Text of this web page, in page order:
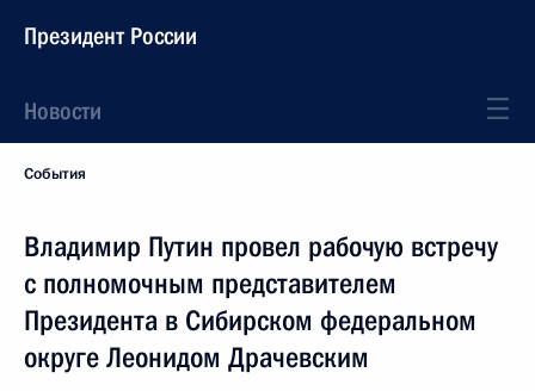
Президент России
Новости
События
Владимир Путин провел рабочую встречу
с полномочным представителем
Президента в Сибирском федеральном
округе Леонидом Драчевским